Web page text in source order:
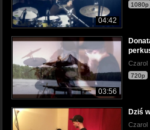
04:42
1080p
03:56
Czarol
720p
Dziś
Czarol